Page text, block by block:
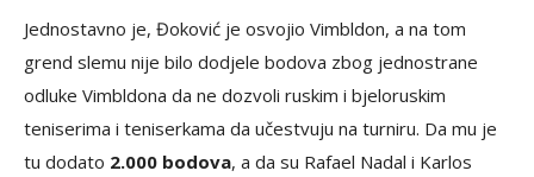
Jednostavno je, Đoković je osvojio Vimbldon, a na tom
grend slemu nije bilo dodjele bodova zbog jednostrane
odluke Vimbldona da ne dozvoli ruskim i bjeloruskim
teniserima i teniserkama da učestvuju na turniru. Da mu je
tu dodato 2.000 bodova, a da su Rafael Nadal i Karlos